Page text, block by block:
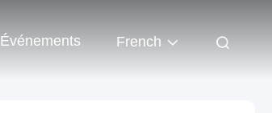
Événements French